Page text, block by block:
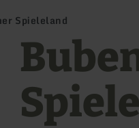
Spieleland